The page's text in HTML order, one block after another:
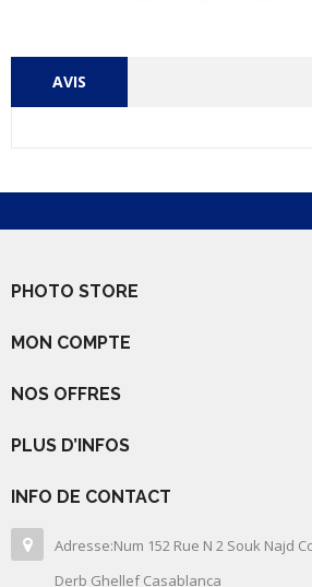
AVIS
PHOTO STORE
MON COMPTE
NOS OFFRES
PLUS D’INFOS
INFO DE CONTACT
Adresse:Num 152 Rue N 2 Souk Najd
Derb Ghellef Casablanca